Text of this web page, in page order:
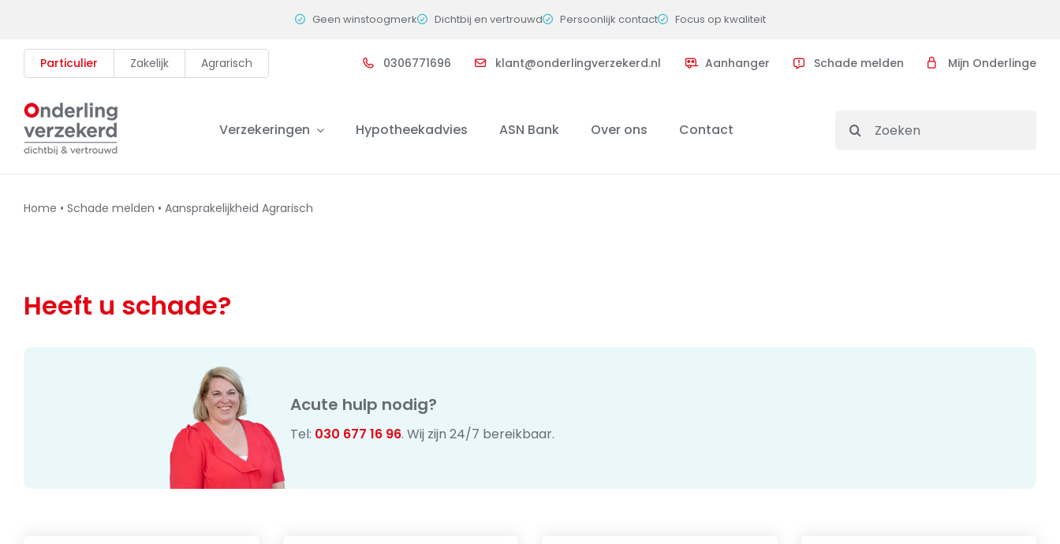
content
Geen winstoogmerk Dichtbij en vertrouwd Persoonlijk contact Focus op kwaliteit
Particulier Zakelijk Agrarisch 0306771696 klant@onderlingverzekerd.nl Aanhanger Schade melden Mijn Onderlinge
Verzekeringen Hypotheekadvies ASN Bank Over ons Contact
Search
Home • Schade melden • Aansprakelijkheid Agrarisch
Heeft u schade?
Acute hulp nodig?
Tel: 030 677 16 96. Wij zijn 24/7 bereikbaar.